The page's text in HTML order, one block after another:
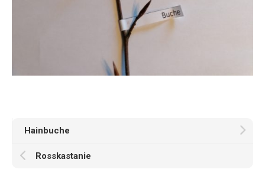
Hainbuche
Rosskastanie